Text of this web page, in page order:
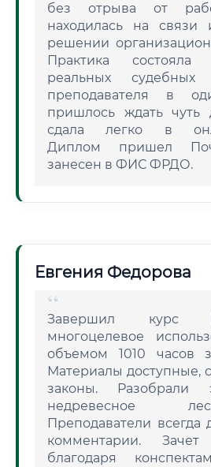
без отрыва от
находилась на связи
решении
Практика
реальных
преподавателя в
пришлось ждать чуть
сдала легко в
Диплом пришел
занесен в ФИС ФРДО.
Евгения Федорова
Завершил курс
многоцелевое
объемом 1010 часов
Материалы доступные,
законы. Разобрали
недревесное
Преподаватели всегда
комментарии.
благодаря